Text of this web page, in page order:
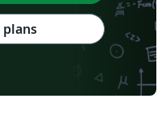
plans